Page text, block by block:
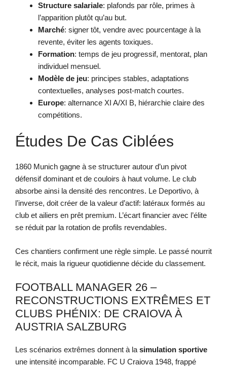
Structure salariale: plafonds par rôle, primes à
l’apparition plutôt qu’au but.
Marché: signer tôt, vendre avec pourcentage à la
revente, éviter les agents toxiques.
Formation: temps de jeu progressif, mentorat, plan
individuel mensuel.
Modèle de jeu: principes stables, adaptations
contextuelles, analyses post-match courtes.
Europe: alternance XI A/XI B, hiérarchie claire des
compétitions.
Études De Cas Ciblées
1860 Munich gagne à se structurer autour d’un pivot
défensif dominant et de couloirs à haut volume. Le club
absorbe ainsi la densité des rencontres. Le Deportivo, à
l’inverse, doit créer de la valeur d’actif: latéraux formés au
club et ailiers en prêt premium. L’écart financier avec l’élite
se réduit par la rotation de profils revendables.
Ces chantiers confirment une règle simple. Le passé nourrit
le récit, mais la rigueur quotidienne décide du classement.
FOOTBALL MANAGER 26 –
RECONSTRUCTIONS EXTRÊMES ET
CLUBS PHÉNIX: DE CRAIOVA À
AUSTRIA SALZBURG
Les scénarios extrêmes donnent à la simulation sportive
une intensité incomparable. FC U Craiova 1948, frappé